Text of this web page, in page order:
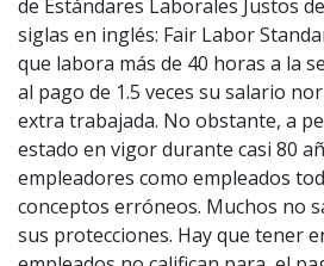
de Estándares Laborales Justos
siglas en inglés: Fair Labor
que labora más de 40 horas a la
al pago de 1.5 veces su salario
extra trabajada. No obstante, a
estado en vigor durante casi 80
empleadores como empleados
conceptos erróneos. Muchos no
sus protecciones. Hay que tener